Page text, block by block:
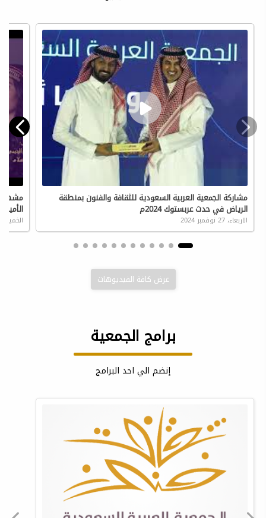
مشاركة الجمعية العربية السعودية للثقافة والفنون بمنطقة
الرياض في حدث عربستوك 2024م
الاربعاء، 27 نوفمبر 2024 الخميس، 14 نوفمبر
عرض كافة الفيديوهات
برامج الجمعية
إنضم الي احد البرامج